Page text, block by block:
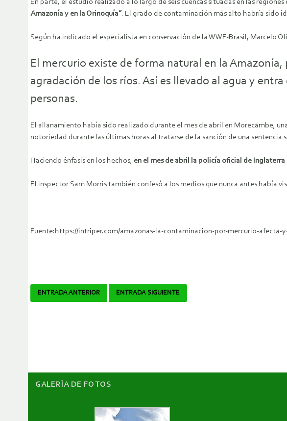
En parte, el estudio realizado a lo largo de seis cuencas situadas en las
Amazonía y en la Orinoquía”. El grado de contaminación más alto habría sido
Según ha indicado el especialista en conservación de la WWF-Brasil, Marcelo
El mercurio existe de forma natural en la
agradación de los ríos. Así es llevado al agua y
personas.
El allanamiento había sido realizado durante el mes de abril en Morecambe,
notoriedad durante las últimas horas al tratarse de la sanción de una sentencia
Haciendo énfasis en los hechos, en el mes de abril la policía oficial de Inglaterra
El inspector Sam Morris también confesó a los medios que nunca antes había
Fuente:https://intriper.com/amazonas-la-contaminacion-por-mercurio-afecta-
Navegador
ENTRADA ANTERIOR ENTRADA SIGUIENTE
GALERÌA DE FOTOS